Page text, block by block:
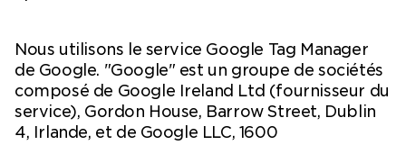
Nous utilisons le service Google Tag Manager
de Google. "Google" est un groupe de sociétés
composé de Google Ireland Ltd (fournisseur du
service), Gordon House, Barrow Street, Dublin
4, Irlande, et de Google LLC, 1600